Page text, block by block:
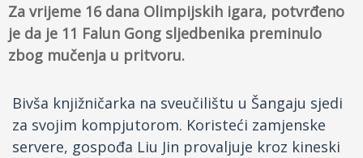
Lična iskustva
Najnovije vesti
Slike
TV
Za vrijeme 16 dana Olimpijskih igara, potvrđeno
je da je 11 Falun Gong sljedbenika preminulo
zbog mučenja u pritvoru.
Bivša knjižničarka na sveučilištu u Šangaju sjedi
za svojim kompjutorom. Koristeći zamjenske
servere, gospođa Liu Jin provaljuje kroz kineski